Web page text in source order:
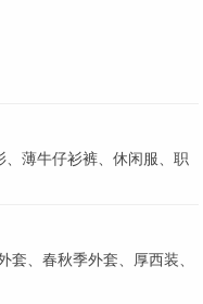
薄牛仔衫裤、休闲服、职
、春秋季外套、厚西装、